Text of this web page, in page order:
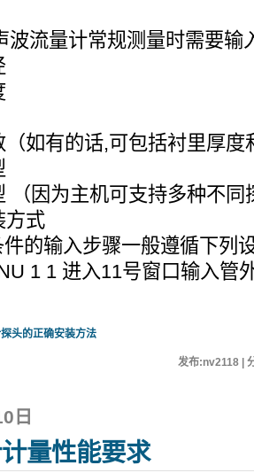
波流量计常规测量时需要输
（如有的话,可包括衬里厚度
（因为主机可支持多种不同
方式
的输入步骤一般遵循下列
1 1 进入11号窗口输入管
头的正确安装方法
发布:nv2118 |
日
量性能要求